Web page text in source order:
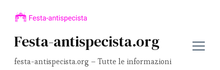
Festa-antispecista.org
festa-antispecista.org – Tutte le informazioni